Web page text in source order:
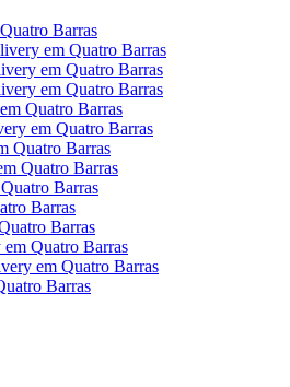
Quatro Barras
em Quatro Barras
em Quatro Barras
em Quatro Barras
em Quatro Barras
em Quatro Barras
Quatro Barras
Quatro Barras
Quatro Barras
Barras
Barras
em Quatro Barras
em Quatro Barras
Barras